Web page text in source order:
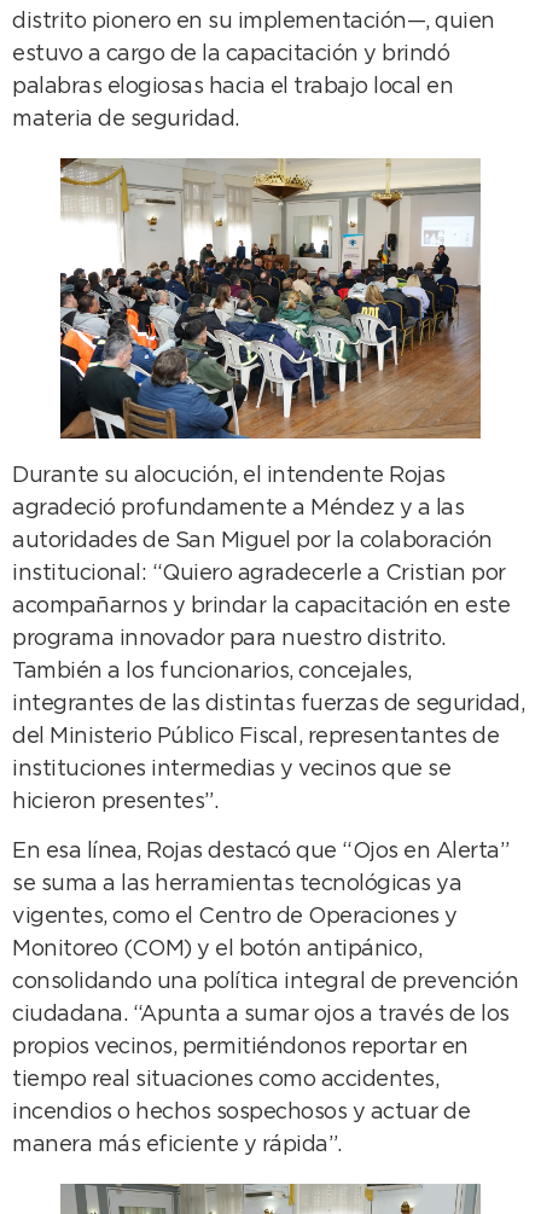
distrito pionero en su implementación—, quien
estuvo a cargo de la capacitación y brindó
palabras elogiosas hacia el trabajo local en
materia de seguridad.
Durante su alocución, el intendente Rojas
agradeció profundamente a Méndez y a las
autoridades de San Miguel por la colaboración
institucional: “Quiero agradecerle a Cristian por
acompañarnos y brindar la capacitación en este
programa innovador para nuestro distrito.
También a los funcionarios, concejales,
integrantes de las distintas fuerzas de seguridad,
del Ministerio Público Fiscal, representantes de
instituciones intermedias y vecinos que se
hicieron presentes”.
En esa línea, Rojas destacó que “Ojos en Alerta”
se suma a las herramientas tecnológicas ya
vigentes, como el Centro de Operaciones y
Monitoreo (COM) y el botón antipánico,
consolidando una política integral de prevención
ciudadana. “Apunta a sumar ojos a través de los
propios vecinos, permitiéndonos reportar en
tiempo real situaciones como accidentes,
incendios o hechos sospechosos y actuar de
manera más eficiente y rápida”.